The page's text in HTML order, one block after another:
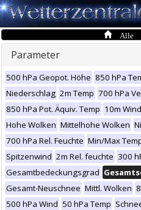
Alle
Parameter
500 hPa Geopot. Höhe 850 hPa
Niederschlag 2m Temp 700 hPa
850 hPa Pot. Äquiv. Temp 10m Wind
Hohe Wolken Mittelhohe Wolken
700 hPa Rel. Feuchte Min/Max
Spitzenwind 2m Rel. feuchte 300
Gesamtbedeckungsgrad
Gesamt-Neuschnee Mittl. Wolken
500 hPa Wind 50 hPa Temp